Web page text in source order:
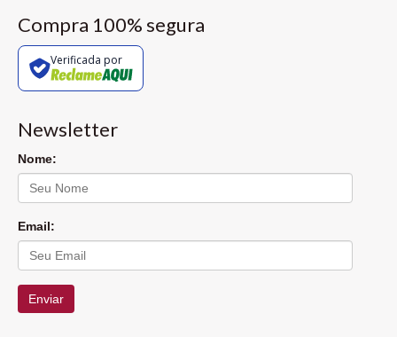
Compra 100% segura
Verificada por
Newsletter
Nome:
Email:
Enviar